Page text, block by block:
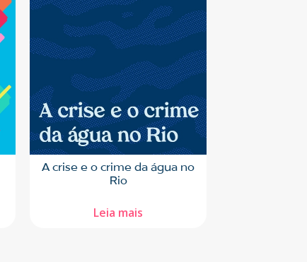
A crise e o crime da água no
Rio
Leia mais